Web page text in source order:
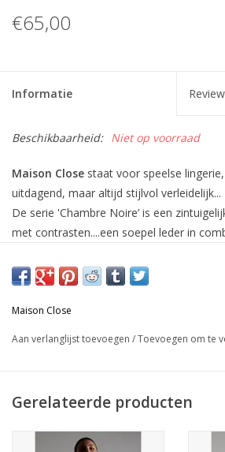
€65,00
Informatie
Beschikbaarheid: Niet op voorraad
Maison Close staat voor speelse
uitdagend, maar altijd stijlvol verleidelijk...
De serie 'Chambre Noire’ is een
met contrasten....een soepel leder in
tulle: 89% polyamide - 11% elastaan en
- 50% polyester
een maatje groter dan gewoonlijk!
M = 36/38
Maison Close
Aan verlanglijst toevoegen /Toevoegen om te
Gerelateerde producten